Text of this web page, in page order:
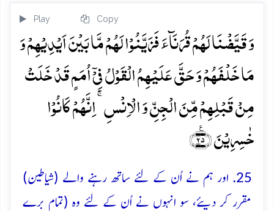
Play Copy
وَ قَیَّضۡنَا لَہُمۡ قُرَنَآءَ فَزَیَّنُوۡا لَہُمۡ مَّا بَیۡنَ اَیۡدِیۡہِمۡ وَ
مَا خَلۡفَہُمۡ وَ حَقَّ عَلَیۡہِمُ الۡقَوۡلُ فِیۡۤ اُمَمٍ قَدۡ خَلَتۡ
مِنۡ قَبۡلِہِمۡ مِّنَ الۡجِنِّ وَ الۡاِنۡسِ ۚ اِنَّہُمۡ کَانُوۡا
خٰسِرِیۡنَ ﴿٪۲۵﴾
25. اور ہم نے اُن کے لئے ساتھ رہنے والے (شیاطین)
مقرر کر دیئے، سو انہوں نے اُن کے لئے وہ (تمام برے